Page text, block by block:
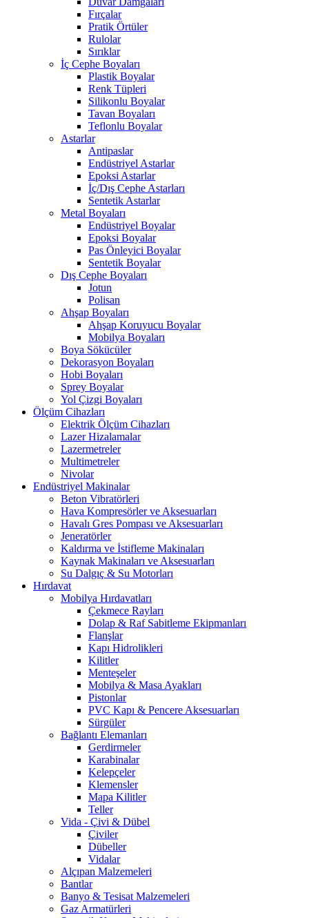
Fırçalar
Pratik Örtüler
Rulolar
Sırıklar
İç Cephe Boyaları
Plastik Boyalar
Renk Tüpleri
Silikonlu Boyalar
Tavan Boyaları
Teflonlu Boyalar
Astarlar
Antipaslar
Endüstriyel Astarlar
Epoksi Astarlar
İç/Dış Cephe Astarları
Sentetik Astarlar
Metal Boyaları
Endüstriyel Boyalar
Epoksi Boyalar
Pas Önleyici Boyalar
Sentetik Boyalar
Dış Cephe Boyaları
Jotun
Polisan
Ahşap Boyaları
Ahşap Koruyucu Boyalar
Mobilya Boyaları
Boya Sökücüler
Dekorasyon Boyaları
Hobi Boyaları
Sprey Boyalar
Yol Çizgi Boyaları
Ölçüm Cihazları
Elektrik Ölçüm Cihazları
Lazer Hizalamalar
Lazermetreler
Multimetreler
Nivolar
Endüstriyel Makinalar
Beton Vibratörleri
Hava Kompresörler ve Aksesuarları
Havalı Gres Pompası ve Aksesuarları
Jeneratörler
Kaldırma ve İstifleme Makinaları
Kaynak Makinaları ve Aksesuarları
Su Dalgıç & Su Motorları
Hırdavat
Mobilya Hırdavatları
Çekmece Rayları
Dolap & Raf Sabitleme Ekipmanları
Flanşlar
Kapı Hidrolikleri
Kilitler
Menteşeler
Mobilya & Masa Ayakları
Pistonlar
PVC Kapı & Pencere Aksesuarları
Sürgüler
Bağlantı Elemanları
Gerdirmeler
Karabinalar
Kelepçeler
Klemensler
Mapa Kilitler
Teller
Vida - Çivi & Dübel
Çiviler
Dübeller
Vidalar
Alçıpan Malzemeleri
Bantlar
Banyo & Tesisat Malzemeleri
Gaz Armatürleri